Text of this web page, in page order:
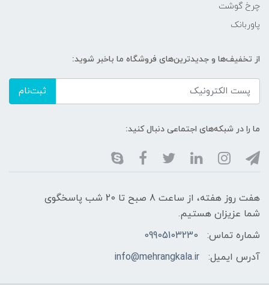
چرخ گوشت
پاوربانک
از تخفیف‌ها و جدیدترین‌های فروشگاه ما باخبر شوید:
ثبت‌نام
ما را در شبکه‌های اجتماعی دنبال کنید:
هفت روز هفته، از ساعت 8 صبح تا 20 شب پاسخگوی
شما عزیزان هستیم.
شماره تماس:
09905103230
آدرس ایمیل:
info@mehrangkala.ir